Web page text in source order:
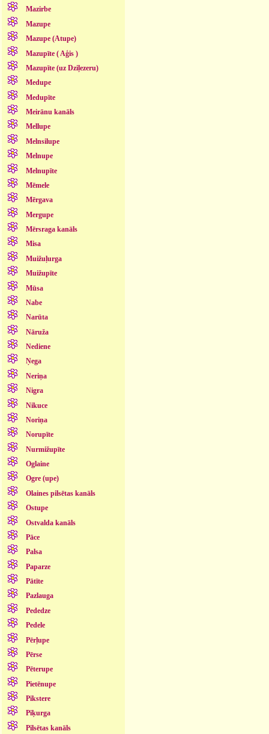
Mazirbe
Mazupe
Mazupe (Atupe)
Mazupīte ( Aģis )
Mazupīte (uz Dziļezeru)
Medupe
Medupīte
Meirānu kanāls
Mellupe
Melnsilupe
Melnupe
Melnupīte
Mēmele
Mērgava
Mergupe
Mērsraga kanāls
Misa
Muižuļurga
Muižupīte
Mūsa
Nabe
Narūta
Nāruža
Nediene
Ņega
Neriņa
Nigra
Nikuce
Noriņa
Norupīte
Nurmižupīte
Oglaine
Ogre (upe)
Olaines pilsētas kanāls
Ostupe
Ostvalda kanāls
Pāce
Palsa
Paparze
Pātīte
Pazlauga
Pededze
Pedele
Pērļupe
Pērse
Pēterupe
Pietēnupe
Pikstere
Piķurga
Pilsētas kanāls